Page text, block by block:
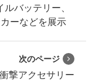
ルバッテリー、
ーなどを展示
次のページ
撃アクセサリー